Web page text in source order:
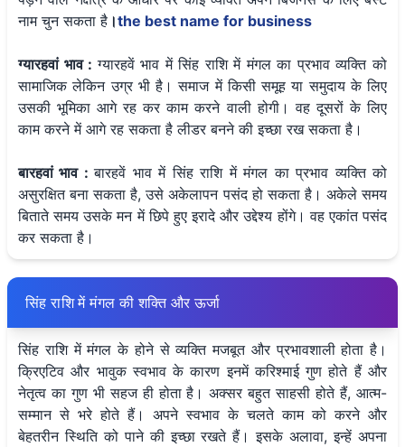
नाम चुन सकता है ।the best name for business
ग्यारहवां भाव :ग्यारहवें भाव में सिंह राशि में मंगल का प्रभाव व्यक्ति को
सामाजिक लेकिन उग्र भी है। समाज में किसी समूह या समुदाय के लिए
उसकी भूमिका आगे रह कर काम करने वाली होगी। वह दूसरों के लिए
काम करने में आगे रह सकता है लीडर बनने की इच्छा रख सकता है।
बारहवां भाव :बारहवें भाव में सिंह राशि में मंगल का प्रभाव व्यक्ति को
असुरक्षित बना सकता है, उसे अकेलापन पसंद हो सकता है। अकेले समय
बिताते समय उसके मन में छिपे हुए इरादे और उद्देश्य होंगे। वह एकांत पसंद
कर सकता है।
सिंह राशि में मंगल की शक्ति और ऊर्जा
सिंह राशि में मंगल के होने से व्यक्ति मजबूत और प्रभावशाली होता है।
क्रिएटिव और भावुक स्वभाव के कारण इनमें करिश्माई गुण होते हैं और
नेतृत्व का गुण भी सहज ही होता है। अक्सर बहुत साहसी होते हैं, आत्म-
सम्मान से भरे होते हैं। अपने स्वभाव के चलते काम को करने और
बेहतरीन स्थिति को पाने की इच्छा रखते हैं। इसके अलावा, इन्हें अपना